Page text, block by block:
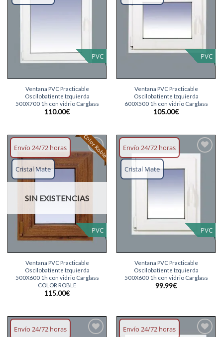
PVC
Ventana PVC Practicable
Oscilobatiente Izquierda
500X700 1h con vidrio Carglass
110.00€
PVC
Ventana PVC Practicable
Oscilobatiente Izquierda
600X500 1h con vidrio Carglass
105.00€
Envío 24/72 horas
PVC
Cristal Mate
Color Roble
Añadir
SIN EXISTENCIAS
Ventana PVC Practicable
Oscilobatiente Izquierda
500X600 1h con vidrio Carglass
COLOR ROBLE
115.00€
Envío 24/72 horas
PVC
Cristal Mate
Añadir
Ventana PVC Practicable
Oscilobatiente Izquierda
500X600 1h con vidrio Carglass
99.99€
Envío 24/72 horas Envío 24/72 horas